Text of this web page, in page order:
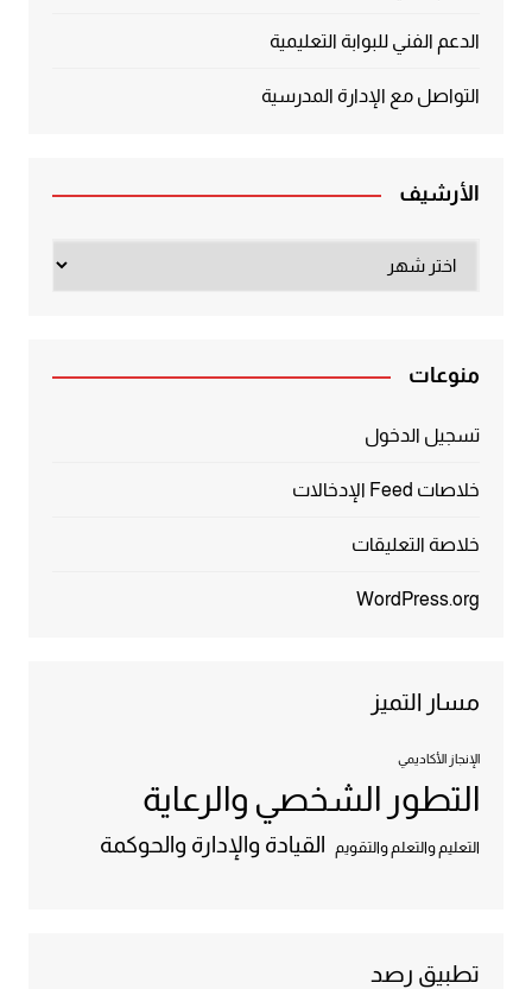
الدعم الفني للبوابة التعليمية
التواصل مع الإدارة المدرسية
الأرشيف
منوعات
تسجيل الدخول
خلاصات Feed الإدخالات
خلاصة التعليقات
WordPress.org
مسار التميز
الإنجاز الأكاديمي
التطور الشخصي والرعاية
التعليم والتعلم والتقويم القيادة والإدارة والحوكمة
تطبيق رصد